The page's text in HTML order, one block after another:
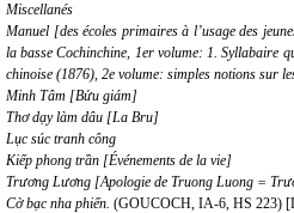
Miscellanés
Manuel [des écoles primaires à l’usage des
la basse Cochinchine, 1er volume: 1. Syllabaire
chinoise (1876), 2e volume: simples notions sur
Minh Tâm [Bửu giám]
Thơ dạy làm dâu [La Bru]
Lục súc tranh công
Kiếp phong trần [Événements de la vie]
Trương Lương [Apologie de Truong Luong =
Cờ bạc nha phiến. (GOUCOCH, IA-6, HS 223)